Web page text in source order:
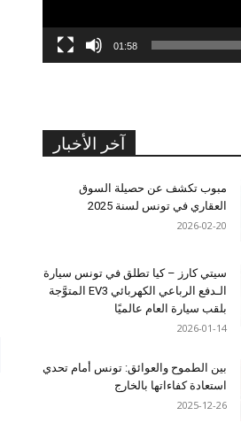
01:58
آخر الأخبار
مبوب تكشف عن حصيلة السوق
العقاري في تونس لسنة 2025
2026-02-20
سيتي كارز – كيا تطلق في تونس سيارة
الـدفع الرباعي الكهربائي EV3 المتوَّجة
بلقب سيارة العام عالميًا
2026-01-14
بين الطموح والعوائق: تونس أمام تحدي
استعادة كفاءاتها بالخارج
2025-12-26